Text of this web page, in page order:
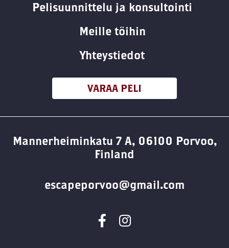
Pelisuunnittelu ja konsultointi
Meille töihin
Yhteystiedot
VARAA PELI
Mannerheiminkatu 7 A, 06100 Porvoo,
Finland
escapeporvoo@gmail.com